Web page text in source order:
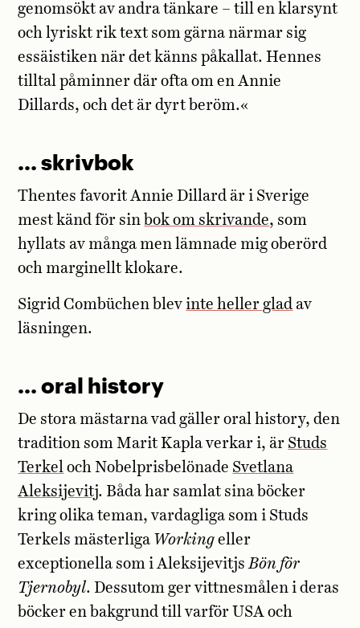
genomsökt av andra tänkare – till en klarsynt
och lyriskt rik text som gärna närmar sig
essäistiken när det känns påkallat. Hennes
tilltal påminner där ofta om en Annie
Dillards, och det är dyrt beröm.«
… skrivbok
Thentes favorit Annie Dillard är i Sverige
mest känd för sin bok om skrivande, som
hyllats av många men lämnade mig oberörd
och marginellt klokare.
Sigrid Combüchen blevinte heller glad av
läsningen.
… oral history
De stora mästarna vad gäller oral history, den
tradition som Marit Kapla verkar i, är Studs
Terkel och Nobelprisbelönade Svetlana
Aleksijevitj. Båda har samlat sina böcker
kring olika teman, vardagliga som i Studs
Terkels mästerliga Working eller
exceptionella som i AleksijevitjsBön för
Tjernobyl. Dessutom ger vittnesmålen i deras
böcker en bakgrund till varför USA och